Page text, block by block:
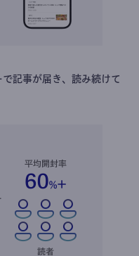
記事が届き、読み続けて